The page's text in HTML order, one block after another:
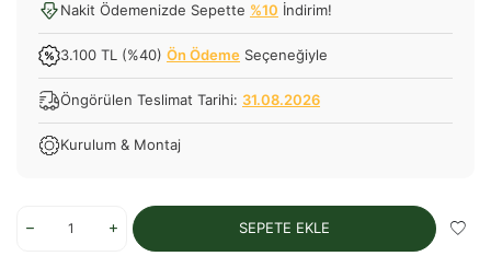
Nakit Ödemenizde Sepette %10 İndirim!
3.100 TL (%40) Ön Ödeme Seçeneğiyle
Öngörülen Teslimat Tarihi: 31.08.2026
Kurulum & Montaj
SEPETE EKLE